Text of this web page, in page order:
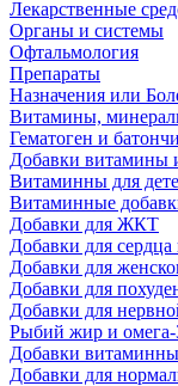
Лекарственные
Органы и системы
Офтальмология
Препараты
Назначения или
Витамины,
Гематоген и
Добавки витамины
Витаминны для
Витаминные
Добавки для ЖКТ
Добавки для сердца
Добавки для
Добавки для
Добавки для
Рыбий жир и
Добавки
Добавки для